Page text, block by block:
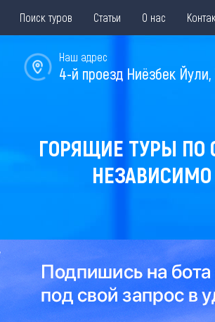
Поиск туров Статьи О нас
Наш адрес
4-й проезд Ниёзбек Йули,
ГОРЯЩИЕ ТУРЫ ПО